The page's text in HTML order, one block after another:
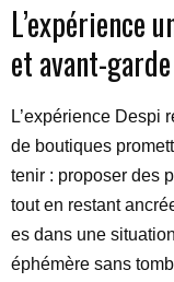
L’expérience
et avant-garde
L’expérience Despi
de boutiques
tenir : proposer des
tout en restant
es dans une
éphémère sans